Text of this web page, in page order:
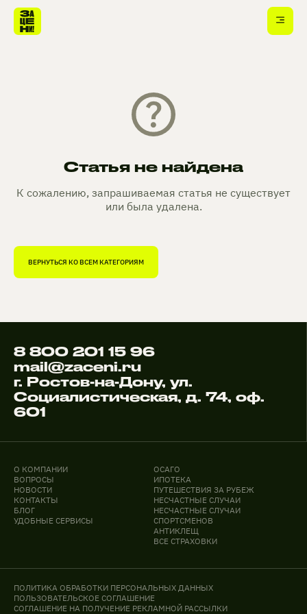
Статья не найдена
К сожалению, запрашиваемая статья не существует
или была удалена.
ВЕРНУТЬСЯ КО ВСЕМ КАТЕГОРИЯМ
8 800 201 15 96
mail@zaceni.ru
г. Ростов-на-Дону, ул.
Социалистическая, д. 74, оф.
601
О КОМПАНИИ
ВОПРОСЫ
НОВОСТИ
КОНТАКТЫ
БЛОГ
УДОБНЫЕ СЕРВИСЫ
ОСАГО
ИПОТЕКА
ПУТЕШЕСТВИЯ ЗА РУБЕЖ
НЕСЧАСТНЫЕ СЛУЧАИ
НЕСЧАСТНЫЕ СЛУЧАИ
СПОРТСМЕНОВ
АНТИКЛЕЩ
ВСЕ СТРАХОВКИ
ПОЛИТИКА ОБРАБОТКИ ПЕРСОНАЛЬНЫХ ДАННЫХ
ПОЛЬЗОВАТЕЛЬСКОЕ СОГЛАШЕНИЕ
СОГЛАШЕНИЕ НА ПОЛУЧЕНИЕ РЕКЛАМНОЙ РАССЫЛКИ